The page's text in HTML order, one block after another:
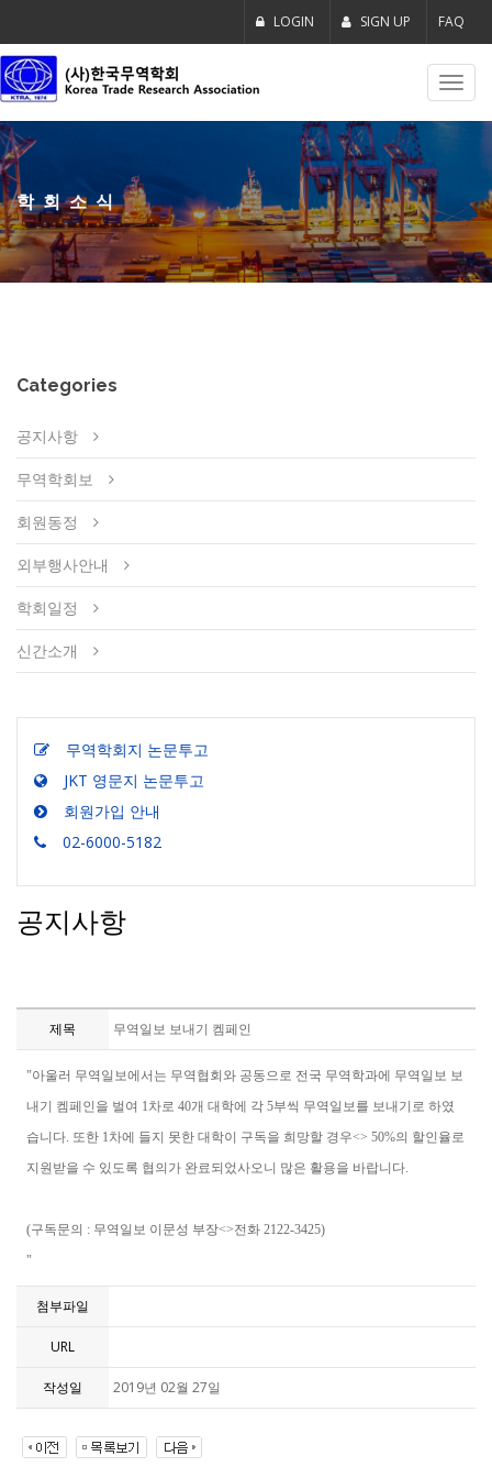
LOGIN SIGN UP FAQ
학회소식
Categories
공지사항
무역학회보
회원동정
외부행사안내
학회일정
신간소개
무역학회지 논문투고
JKT 영문지 논문투고
회원가입 안내
02-6000-5182
공지사항
제목 무역일보 보내기 켐페인
"아울러 무역일보에서는 무역협회와 공동으로 전국 무역학과에 무역일보 보
내기 켐페인을 벌여 1차로 40개 대학에 각 5부씩 무역일보를 보내기로 하였
습니다. 또한 1차에 들지 못한 대학이 구독을 희망할 경우<> 50%의 할인율로
지원받을 수 있도록 협의가 완료되었사오니 많은 활용을 바랍니다.
(구독문의 : 무역일보 이문성 부장<>전화 2122-3425)
"
첨부파일
URL
작성일 2019년 02월 27일